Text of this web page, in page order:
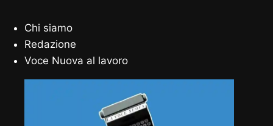
Chi siamo
Redazione
Voce Nuova al lavoro